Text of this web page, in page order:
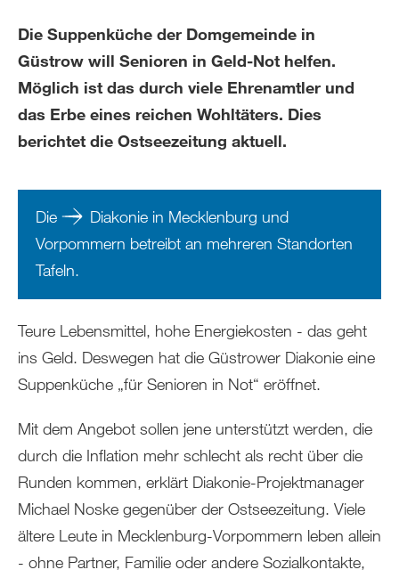
Die Suppenküche der Domgemeinde in
Güstrow will Senioren in Geld-Not helfen.
Möglich ist das durch viele Ehrenamtler und
das Erbe eines reichen Wohltäters. Dies
berichtet die Ostseezeitung aktuell.
Die
Diakonie in Mecklenburg und
Vorpommern betreibt an mehreren Standorten
Tafeln.
Teure Lebensmittel, hohe Energiekosten - das geht
ins Geld. Deswegen hat die Güstrower Diakonie eine
Suppenküche „für Senioren in Not“ eröffnet.
Mit dem Angebot sollen jene unterstützt werden, die
durch die Inflation mehr schlecht als recht über die
Runden kommen, erklärt Diakonie-Projektmanager
Michael Noske gegenüber der Ostseezeitung. Viele
ältere Leute in Mecklenburg-Vorpommern leben allein
- ohne Partner, Familie oder andere Sozialkontakte,